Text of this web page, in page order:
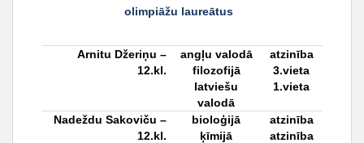
olimpiāžu laureātus
Arnitu Džeriņu –
12.kl.
angļu valodā
filozofijā
latviešu
valodā
atzinība
3.vieta
1.vieta
Nadeždu Sakoviču –
12.kl.
bioloģijā
ķīmijā
atzinība
atzinība